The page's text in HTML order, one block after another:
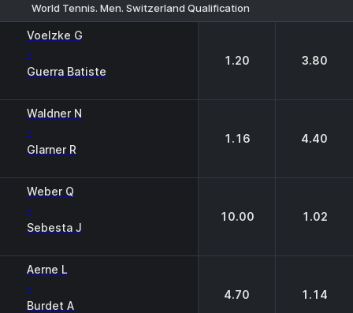
World Tennis. Men. Switzerland Qualification
Voelzke G
-
Guerra Batiste
1.20 3.80
Waldner N
-
Glarner R
1.16 4.40
Weber Q
-
Sebesta J
10.00 1.02
Aerne L
-
Burdet A
4.70 1.14